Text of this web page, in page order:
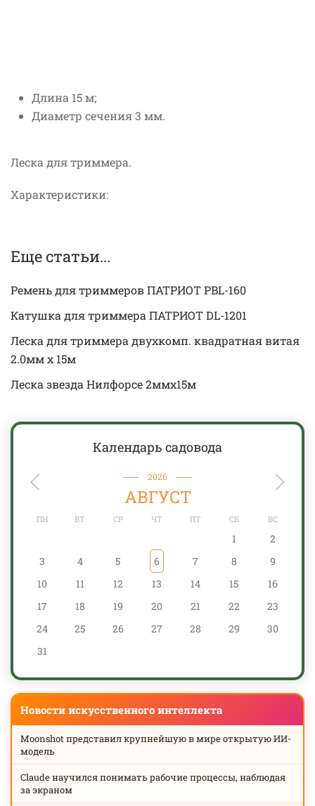
Длина 15 м;
Диаметр сечения 3 мм.
Леска для триммера.
Характеристики:
Еще статьи...
Ремень для триммеров ПАТРИОТ PBL-160
Катушка для триммера ПАТРИОТ DL-1201
Леска для триммера двухкомп. квадратная витая
2.0мм x 15м
Леска звезда Нилфорсе 2ммx15м
Календарь садовода
2026
АВГУСТ
ПН ВТ СР ЧТ ПТ СБ ВС
1
2
3
4 5 6 7 8
9
10
11 12 13 14 15
16
17
18 19 20 21 22
23
24
25 26 27 28 29
30
31
Новости искусственного интеллекта
Moonshot представил крупнейшую в мире открытую ИИ-
модель
Claude научился понимать рабочие процессы, наблюдая
за экраном